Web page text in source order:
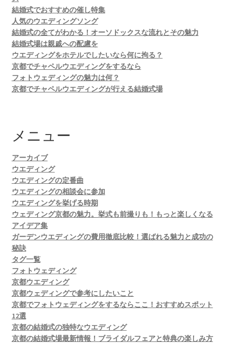
結婚式でおすすめの催し特集
人気のウエディングソング
結婚式の全てがわかる！オーソドックスな流れとその魅力
結婚式場は親戚への配慮を
ウエディングをホテルでしたいなら何に拘る？
京都でチャペルウエディングをするなら
フォトウェディングの魅力は何？
京都でチャペルウエディングが行える結婚式場
メニュー
アーカイブ
ウエディング
ウエディングの定番曲
ウエディングの相談会に参加
ウエディングを挙げる時期
ウェディング京都の魅力。挙式も前撮りも！もっと楽しくなる
アイデア集
ガーデンウエディングの費用徹底比較！選ばれる魅力と成功の
秘訣
タグ一覧
フォトウェディング
京都ウエディング
京都ウェディングで参考にしたいこと
京都でフォトウェディングをするならここ！おすすめスポット
12選
京都の結婚式の独特なウエディング
京都の結婚式場最新情報！ブライダルフェアと特典の楽しみ方